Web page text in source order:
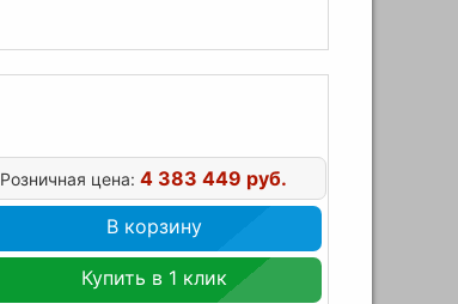
Розничная цена: 4 383 449 руб.
В корзину
Купить в 1 клик